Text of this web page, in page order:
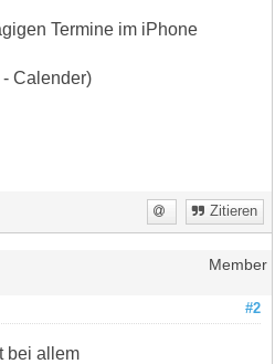
Termine im iPhone
Calender)
Zitieren
Member
#2
bei allem